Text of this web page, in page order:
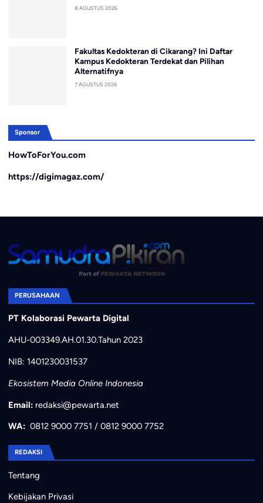
8 AGUSTUS 2026
Fakultas Kedokteran di Cikarang? Ini Daftar
Kampus Kedokteran Terdekat dan Pilihan
Alternatifnya
7 AGUSTUS 2026
Sponsor
HowToForYou.com
https://digimagaz.com/
PERUSAHAAN
PT Kolaborasi Pewarta Digital
AHU-003349.AH.01.30.Tahun 2023
NIB: 1401230031537
Ekosistem Media Online Indonesia
Email: redaksi@pewarta.net
WA: 0812 9000 7751 / 0812 9000 7752
REDAKSI
Tentang
Kebijakan Privasi